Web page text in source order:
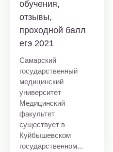
обучения,
отзывы,
проходной балл
егэ 2021
Самарский
государственный
медицинский
университет
Медицинский
факультет
существует в
Куйбышевском
государственном...